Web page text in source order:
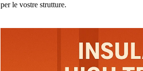
per le vostre strutture.